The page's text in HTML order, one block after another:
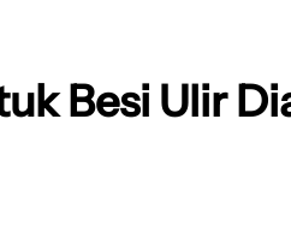
Besi Ulir